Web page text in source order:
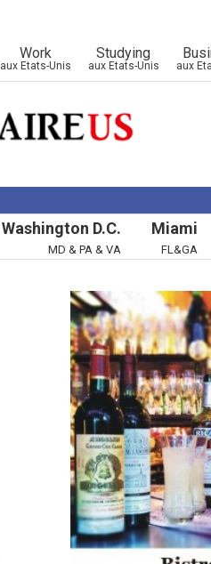
Work
aux Etats-Unis
Studying
aux Etats-Unis aux
Washington D.C.
MD & PA & VA
Miami
FL&GA